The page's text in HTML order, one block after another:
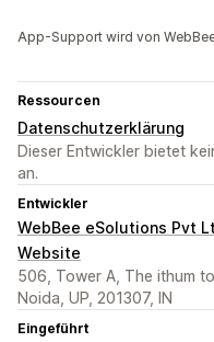
App-Support wird von
Ressourcen
Datenschutzerklärung
Dieser Entwickler bietet
an.
Entwickler
WebBee eSolutions Pvt
Website
506, Tower A, The ithum
Noida, UP, 201307, IN
Eingeführt